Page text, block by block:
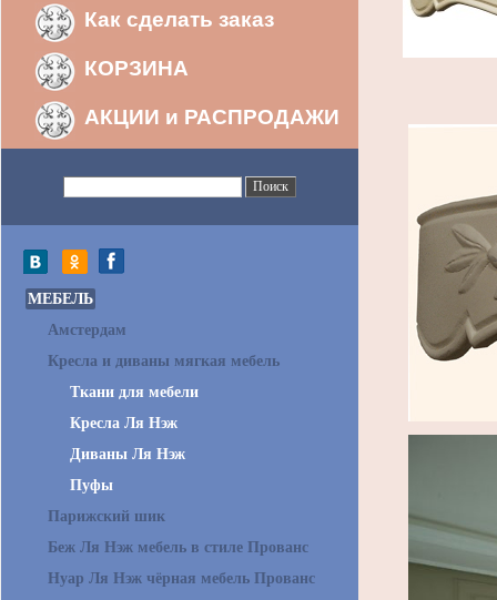
Как сделать заказ
КОРЗИНА
АКЦИИ и РАСПРОДАЖИ
МЕБЕЛЬ
Амстердам
Кресла и диваны мягкая мебель
Ткани для мебели
Кресла Ля Нэж
Диваны Ля Нэж
Пуфы
Парижский шик
Беж Ля Нэж мебель в стиле Прованс
Нуар Ля Нэж чёрная мебель Прованс